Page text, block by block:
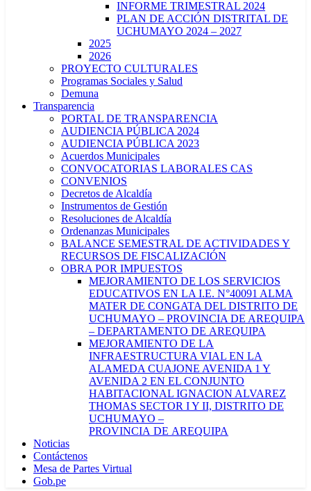
INFORME TRIMESTRAL 2024
PLAN DE ACCIÓN DISTRITAL DE
UCHUMAYO 2024 – 2027
2025
2026
PROYECTO CULTURALES
Programas Sociales y Salud
Demuna
Transparencia
PORTAL DE TRANSPARENCIA
AUDIENCIA PÚBLICA 2024
AUDIENCIA PÚBLICA 2023
Acuerdos Municipales
CONVOCATORIAS LABORALES CAS
CONVENIOS
Decretos de Alcaldía
Instrumentos de Gestión
Resoluciones de Alcaldía
Ordenanzas Municipales
BALANCE SEMESTRAL DE ACTIVIDADES Y
RECURSOS DE FISCALIZACIÓN
OBRA POR IMPUESTOS
MEJORAMIENTO DE LOS SERVICIOS
EDUCATIVOS EN LA I.E. N°40091 ALMA
MATER DE CONGATA DEL DISTRITO DE
UCHUMAYO – PROVINCIA DE AREQUIPA
– DEPARTAMENTO DE AREQUIPA
MEJORAMIENTO DE LA
INFRAESTRUCTURA VIAL EN LA
ALAMEDA CUAJONE AVENIDA 1 Y
AVENIDA 2 EN EL CONJUNTO
HABITACIONAL IGNACION ALVAREZ
THOMAS SECTOR I Y II, DISTRITO DE
UCHUMAYO –
PROVINCIA DE AREQUIPA
Noticias
Contáctenos
Mesa de Partes Virtual
Gob.pe